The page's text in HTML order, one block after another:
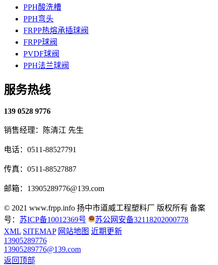
PPH酸洗槽
PPH弯头
FRPP热熔承插球阀
FRPP球阀
PVDF球阀
PPH法兰球阀
服务热线
139 0528 9776
销售经理：陈清江 先生
电话：0511-88527791
传真：0511-88527887
邮箱：13905289776@139.com
© 2021 www.frpp.info 扬中市道威工程塑料厂 版权所有 备案
号： 苏ICP备10012369号
苏公网安备32118202000778
XML SITEMAP 网站地图 近期更新
13905289776
13905289776@139.com
返回顶部